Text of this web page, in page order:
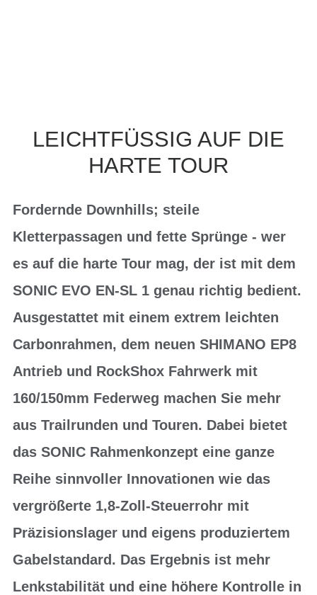
LEICHTFÜSSIG AUF DIE H
ARTE TOUR
Fordernde Downhills; steile
Kletterpassagen und fette Sprünge - wer
es auf die harte Tour mag, der ist mit dem
SONIC EVO EN-SL 1 genau richtig bedient.
Ausgestattet mit einem extrem leichten
Carbonrahmen, dem neuen SHIMANO EP8
Antrieb und RockShox Fahrwerk mit
160/150mm Federweg machen Sie mehr
aus Trailrunden und Touren. Dabei bietet
das SONIC Rahmenkonzept eine ganze
Reihe sinnvoller Innovationen wie das
vergrößerte 1,8-Zoll-Steuerrohr mit
Präzisionslager und eigens produziertem
Gabelstandard. Das Ergebnis ist mehr
Lenkstabilität und eine höhere Kontrolle in